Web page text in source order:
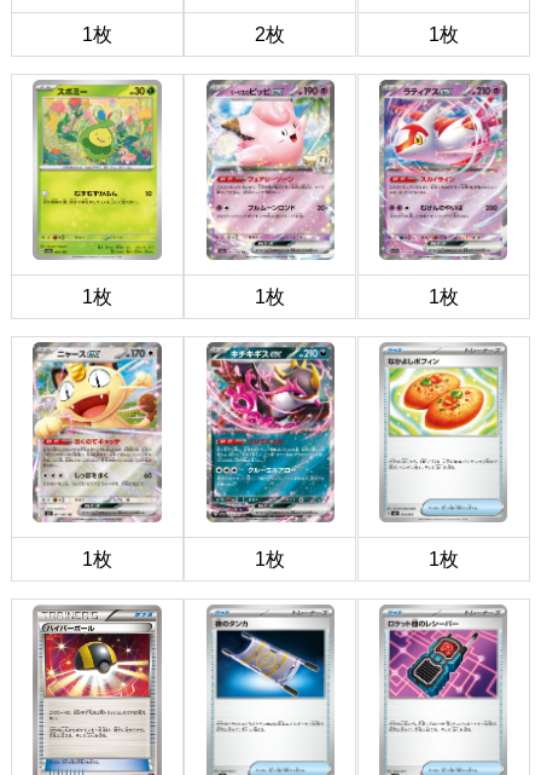
1枚 2枚 1枚
1枚 1枚 1枚
1枚 1枚 1枚